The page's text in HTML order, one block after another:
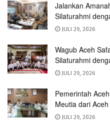
Jalankan
Silaturahmi
JULI 29, 2026
Wagub Aceh
Silaturahmi
JULI 29, 2026
Pemerintah
Meutia dari
JULI 29, 2026